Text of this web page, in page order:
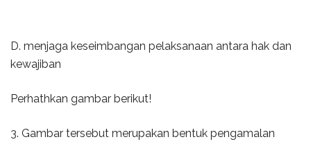
D. menjaga keseimbangan pelaksanaan antara hak dan
kewajiban
Perhathkan gambar berikut!
3. Gambar tersebut merupakan bentuk pengamalan